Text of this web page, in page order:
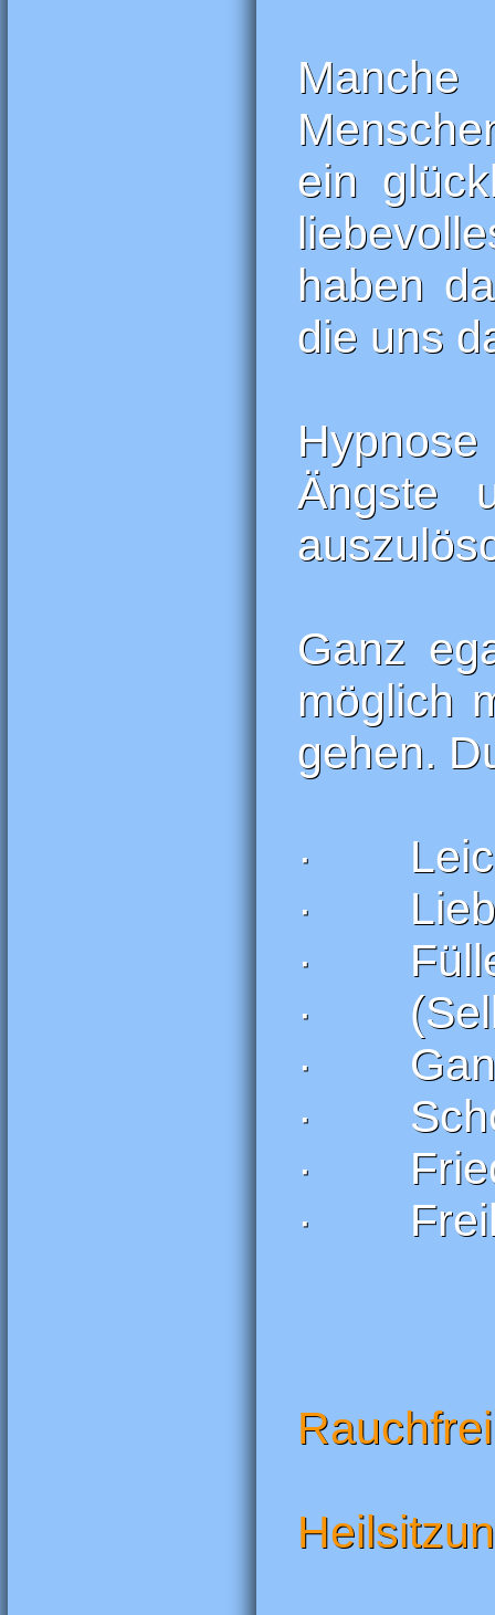
ein
haben
die uns
Ängste
Ganz
möglich
gehen.
·
·
·
·
·
·
·
·